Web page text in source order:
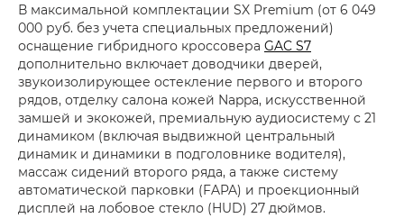
В максимальной комплектации SX Premium (от 6 049
000 руб. без учета специальных предложений)
оснащение гибридного кроссовера GAC S7
дополнительно включает доводчики дверей,
звукоизолирующее остекление первого и второго
рядов, отделку салона кожей Nappa, искусственной
замшей и экокожей, премиальную аудиосистему с 21
динамиком (включая выдвижной центральный
динамик и динамики в подголовнике водителя),
массаж сидений второго ряда, а также систему
автоматической парковки (FAPA) и проекционный
дисплей на лобовое стекло (HUD) 27 дюймов.